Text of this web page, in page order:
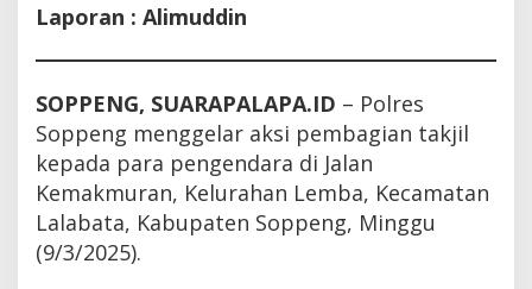
Laporan : Alimuddin
SOPPENG, SUARAPALAPA.ID – Polres
Soppeng menggelar aksi pembagian takjil
kepada para pengendara di Jalan
Kemakmuran, Kelurahan Lemba, Kecamatan
Lalabata, Kabupaten Soppeng, Minggu
(9/3/2025).